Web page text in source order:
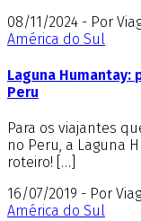
08/11/2024 - Por
América do Sul
Laguna
Peru
Para os viajantes
no Peru, a Laguna
roteiro! […]
16/07/2019 - Por
América do Sul